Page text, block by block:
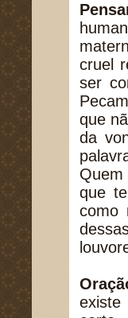
cruel
ser
que
da
Quem
que
como